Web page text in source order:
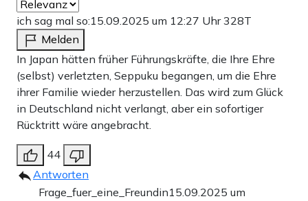
ich sag mal so:15.09.2025 um 12:27 Uhr328T
Melden
In Japan hätten früher Führungskräfte, die Ihre Ehre
(selbst) verletzten, Seppuku begangen, um die Ehre
ihrer Familie wieder herzustellen. Das wird zum Glück
in Deutschland nicht verlangt, aber ein sofortiger
Rücktritt wäre angebracht.
44
Antworten
Frage_fuer_eine_Freundin15.09.2025 um